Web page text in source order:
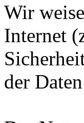
Wir
Internet
der